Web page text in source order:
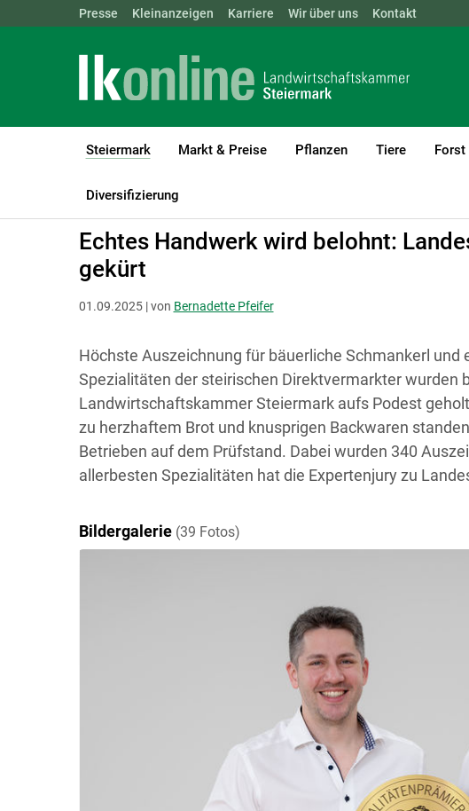
Landwirtschaftskammern: ÖSTERREICH BGLD KTN NÖ
Presse Kleinanzeigen Karriere Wir über uns Kontakt
Steiermark
(current)1
Markt & Preise Pflanzen Tiere Forst
Diversifizierung
LK Steiermark Steiermark
Echtes Handwerk wird belohnt:
gekürt
01.09.2025 | von Bernadette Pfeifer
Höchste Auszeichnung für bäuerliche Schmankerl
Spezialitäten der steirischen Direktvermarkter wurden
Landwirtschaftskammer Steiermark aufs Podest
zu herzhaftem Brot und knusprigen Backwaren
Betrieben auf dem Prüfstand. Dabei wurden 340
allerbesten Spezialitäten hat die Expertenjury zu
Bildergalerie (39 Fotos)